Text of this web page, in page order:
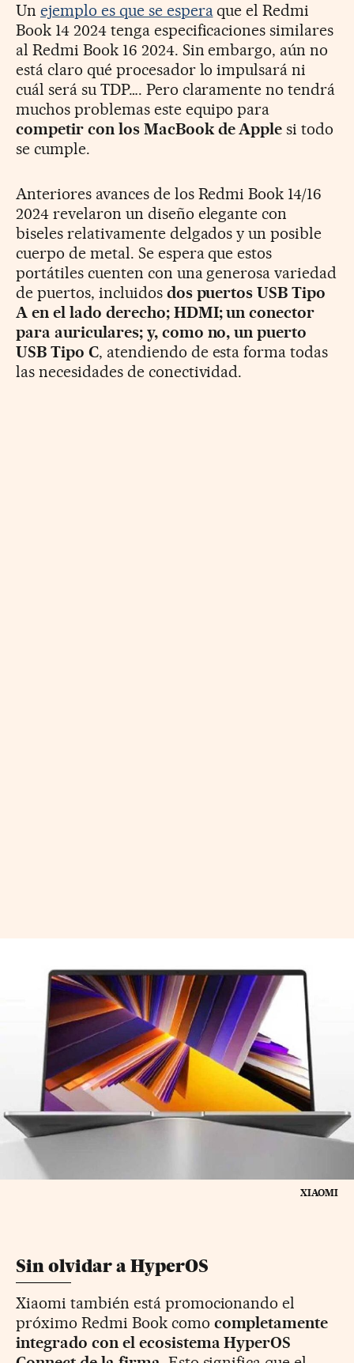
Un ejemplo es que se esperaque el Redmi
Book 14 2024 tenga especificaciones similares
al Redmi Book 16 2024. Sin embargo, aún no
está claro qué procesador lo impulsará ni
cuál será su TDP…. Pero claramente no tendrá
muchos problemas este equipo para
competir con los MacBook de Apple si todo
se cumple.
Anteriores avances de los Redmi Book 14/16
2024 revelaron un diseño elegante con
biseles relativamente delgados y un posible
cuerpo de metal. Se espera que estos
portátiles cuenten con una generosa variedad
de puertos, incluidos dos puertos USB Tipo
A en el lado derecho; HDMI; un conector
para auriculares; y, como no, un puerto
USB Tipo C, atendiendo de esta forma todas
las necesidades de conectividad.
XIAOMI
Sin olvidar a HyperOS
Xiaomi también está promocionando el
próximo Redmi Book como completamente
integrado con el ecosistema HyperOS